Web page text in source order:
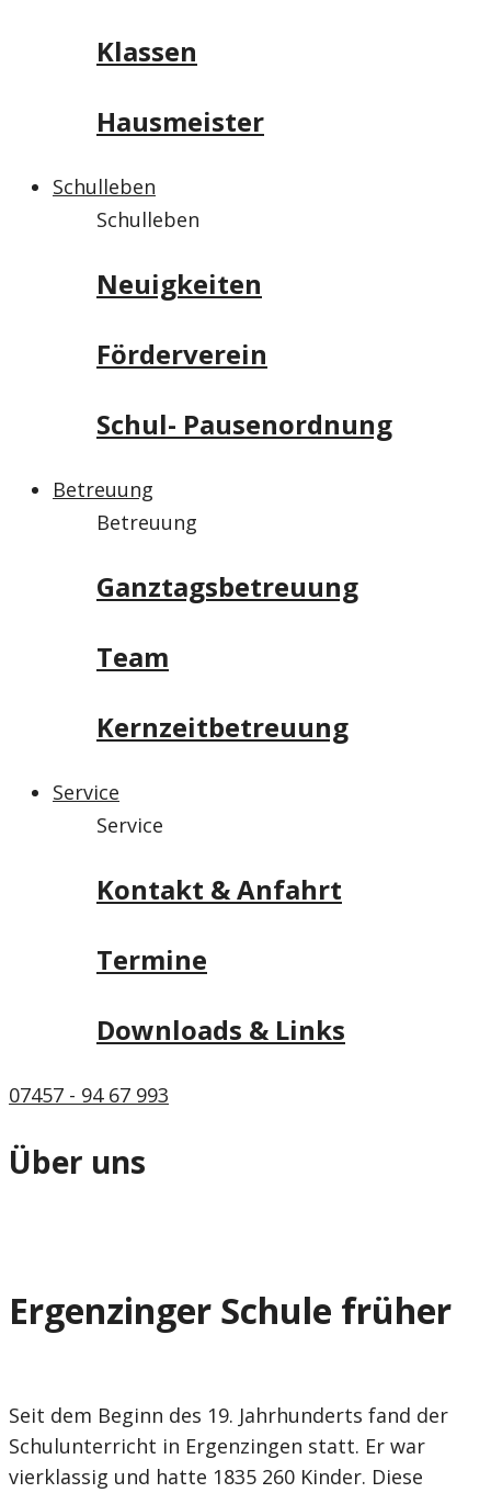
Klassen
Hausmeister
Schulleben
Schulleben
Neuigkeiten
Förderverein
Schul- Pausenordnung
Betreuung
Betreuung
Ganztagsbetreuung
Team
Kernzeitbetreuung
Service
Service
Kontakt & Anfahrt
Termine
Downloads & Links
07457 - 94 67 993
Über uns
Ergenzinger Schule früher
Seit dem Beginn des 19. Jahrhunderts fand der
Schulunterricht in Ergenzingen statt. Er war
vierklassig und hatte 1835 260 Kinder. Diese